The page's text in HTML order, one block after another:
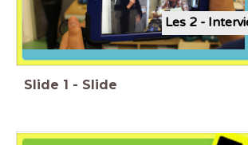
Les 2 -
Slide 1 - Slide